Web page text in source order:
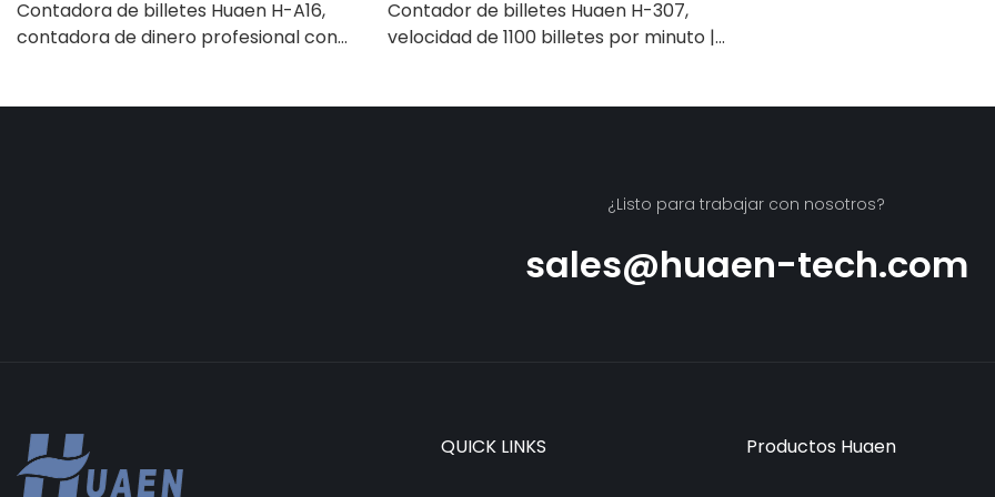
Contadora de billetes Huaen H-A16,
contadora de dinero profesional con
Contador de billetes Huaen H-307,
velocidad de 1100 billetes por minuto |
¿Listo para trabajar con nosotros?
sales@huaen-tech.com
QUICK LINKS Productos Huaen